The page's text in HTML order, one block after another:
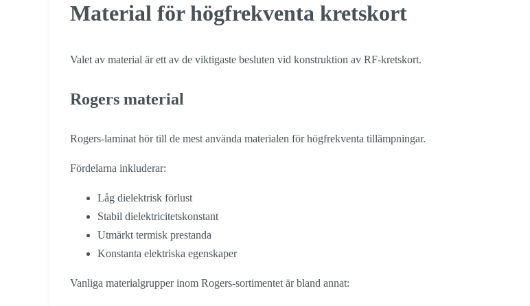
Material för högfrekventa kretskort
Valet av material är ett av de viktigaste besluten vid konstruktion av RF-kretskort.
Rogers material
Rogers-laminat hör till de mest använda materialen för högfrekventa tillämpningar.
Fördelarna inkluderar:
Låg dielektrisk förlust
Stabil dielektricitetskonstant
Utmärkt termisk prestanda
Konstanta elektriska egenskaper
Vanliga materialgrupper inom Rogers-sortimentet är bland annat: